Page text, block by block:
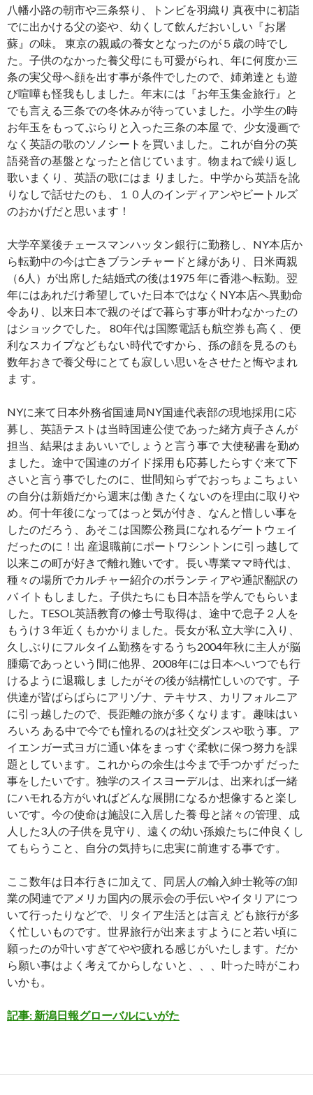
八幡小路の朝市や三条祭り、トンビを羽織り 真夜中に初詣
でに出かける父の姿や、幼くして飲んだおいしい『お屠
蘇』の味。 東京の親戚の養女となったのが５歳の時でし
た。子供のなかった養父母にも可愛がられ、年に何度か三
条の実父母へ顔を出す事が条件でしたので、姉弟達とも遊
び喧嘩も怪我もしました。年末には『お年玉集金旅行』と
でも言える三条での冬休みが待っていました。小学生の時
お年玉をもってぷらりと入った三条の本屋 で、少女漫画で
なく英語の歌のソノシートを買いました。これが自分の英
語発音の基盤となったと信じています。物まねで繰り返し
歌いまくり、英語の歌にはま りました。中学から英語を訛
りなしで話せたのも、１０人のインディアンやビートルズ
のおかげだと思います！
大学卒業後チェースマンハッタン銀行に勤務し、NY本店か
ら転勤中の今は亡きブランチャードと縁があり、日米両親
（6人）が出席した結婚式の後は1975 年に香港へ転勤。翌
年にはあれだけ希望していた日本ではなくNY本店へ異動命
令あり、以来日本で親のそばで暮らす事が叶わなかったの
はショックでした。 80年代は国際電話も航空券も高く、便
利なスカイプなどもない時代ですから、孫の顔を見るのも
数年おきで養父母にとても寂しい思いをさせたと悔やまれ
ま す。
NYに来て日本外務省国連局NY国連代表部の現地採用に応
募し、英語テストは当時国連公使であった緒方貞子さんが
担当、結果はまあいいでしょうと言う事で 大使秘書を勤め
ました。途中で国連のガイド採用も応募したらすぐ来て下
さいと言う事でしたのに、世間知らずでおっちょこちょい
の自分は新婚だから週末は働 きたくないのを理由に取りや
め。何十年後になってはっと気が付き、なんと惜しい事を
したのだろう、あそこは国際公務員になれるゲートウェイ
だったのに！出 産退職前にポートワシントンに引っ越して
以来この町が好きで離れ難いです。長い専業ママ時代は、
種々の場所でカルチャー紹介のボランティアや通訳翻訳の
バ イトもしました。子供たちにも日本語を学んでもらいま
した。TESOL英語教育の修士号取得は、途中で息子２人を
もうけ３年近くもかかりました。長女が私 立大学に入り、
久しぶりにフルタイム勤務をするうち2004年秋に主人が脳
腫瘍であっという間に他界、2008年には日本へいつでも行
けるように退職しま したがその後が結構忙しいのです。子
供達が皆ばらばらにアリゾナ、テキサス、カリフォルニア
に引っ越したので、長距離の旅が多くなります。趣味はい
ろいろ ある中で今でも憧れるのは社交ダンスや歌う事。ア
イエンガー式ヨガに通い体をまっすぐ柔軟に保つ努力を課
題としています。これからの余生は今まで手つかず だった
事をしたいです。独学のスイスヨーデルは、出来れば一緒
にハモれる方がいればどんな展開になるか想像すると楽し
いです。今の使命は施設に入居した養 母と諸々の管理、成
人した3人の子供を見守り、遠くの幼い孫娘たちに仲良くし
てもらうこと、自分の気持ちに忠実に前進する事です。
ここ数年は日本行きに加えて、同居人の輸入紳士靴等の卸
業の関連でアメリカ国内の展示会の手伝いやイタリアにつ
いて行ったりなどで、リタイア生活とは言え ども旅行が多
く忙しいものです。世界旅行が出来ますようにと若い頃に
願ったのが叶いすぎてやや疲れる感じがいたします。だか
ら願い事はよく考えてからしな いと、、、叶った時がこわ
いかも。
記事: 新潟日報グローバルにいがた